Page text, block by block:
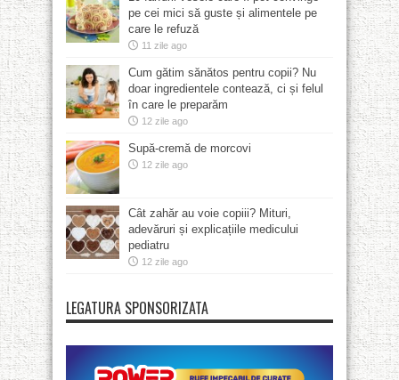
pe cei mici să guste și alimentele pe
care le refuză
11 zile ago
Cum gătim sănătos pentru copii? Nu
doar ingredientele contează, ci și felul
în care le preparăm
12 zile ago
Supă-cremă de morcovi
12 zile ago
Cât zahăr au voie copiii? Mituri,
adevăruri și explicațiile medicului
pediatru
12 zile ago
LEGATURA SPONSORIZATA